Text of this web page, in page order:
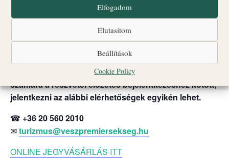
Elfogadom
Elutasítom
Beállítások
Cookie Policy
Csoportlétszám: legfeljebb 25 fő
A programok egyes időpontokban liturgikus események
vagy egyéb rendezvények miatt változhatnak.
Nagyobb létszámú vagy idegen nyelvű csoportok
számára a részvétel előzetes bejelentkezéshez kötött;
jelentkezni az alábbi elérhetőségek egyikén lehet.
☎ +36 20 560 2010
✉turizmus@veszpremiersekseg.hu
ONLINE JEGYVÁSÁRLÁS ITT